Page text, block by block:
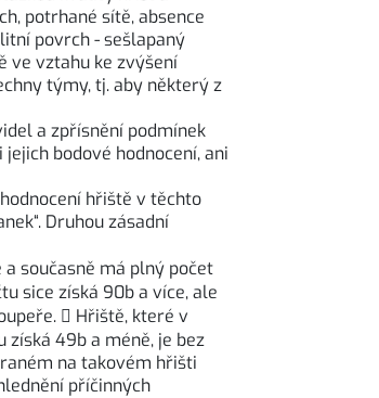
potrhané sítě, absence
povrch - sešlapaný
ve vztahu ke zvýšení
týmy, tj. aby některý z
a zpřísnění podmínek
bodové hodnocení, ani
hřiště v těchto
Druhou zásadní
současně má plný počet
sice získá 90b a více, ale
 Hřiště, které v
49b a méně, je bez
na takovém hřišti
příčinných